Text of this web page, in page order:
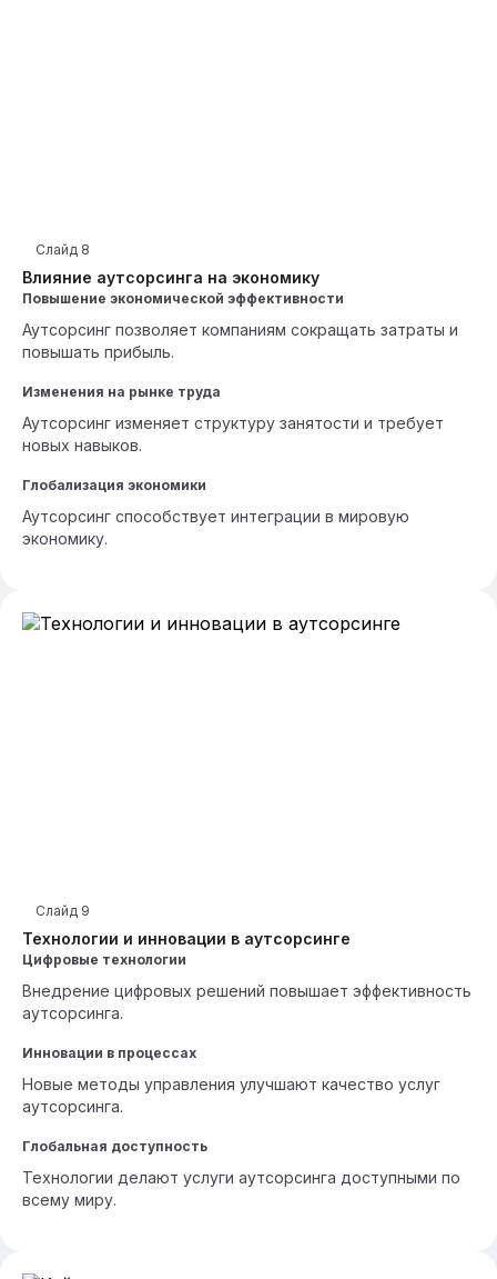
Влияние аутсорсинга на экономику
Слайд 8
Повышение экономической эффективности
Аутсорсинг позволяет компаниям сокращать затраты и
повышать прибыль.
Изменения на рынке труда
Аутсорсинг изменяет структуру занятости и требует
новых навыков.
Глобализация экономики
Аутсорсинг способствует интеграции в мировую
экономику.
Технологии и инновации в аутсорсинге
Слайд 9
Цифровые технологии
Внедрение цифровых решений повышает эффективность
аутсорсинга.
Инновации в процессах
Новые методы управления улучшают качество услуг
аутсорсинга.
Глобальная доступность
Технологии делают услуги аутсорсинга доступными по
всему миру.